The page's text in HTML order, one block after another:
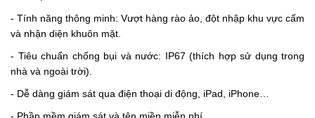
- Tính năng thông minh: Vượt hàng rào ảo, đột nhập khu vực cấm
và nhận diện khuôn mặt.
- Tiêu chuẩn chống bụi và nước: IP67 (thích hợp sử dụng trong
nhà và ngoài trời).
- Dễ dàng giám sát qua điện thoại di động, iPad, iPhone…
- Phần mềm giám sát và tên miền miễn phí…